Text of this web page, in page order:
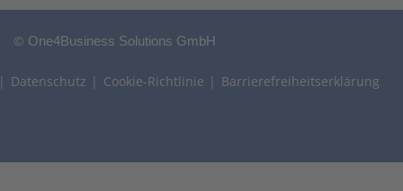
© One4Business Solutions GmbH
Datenschutz Cookie-Richtlinie Barrierefreiheitserklärung